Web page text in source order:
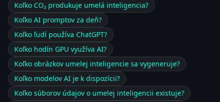
Koľko CO₂ produkuje umelá inteligencia?
Koľko AI promptov za deň?
Koľko ľudí používa ChatGPT?
Koľko hodín GPU využíva AI?
Koľko obrázkov umelej inteligencie sa vygeneruje?
Koľko modelov AI je k dispozícii?
Koľko súborov údajov o umelej inteligencii existuje?